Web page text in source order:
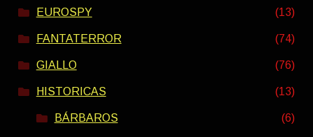
EUROSPY (13)
FANTATERROR (74)
GIALLO (76)
HISTORICAS (13)
BÁRBAROS (6)